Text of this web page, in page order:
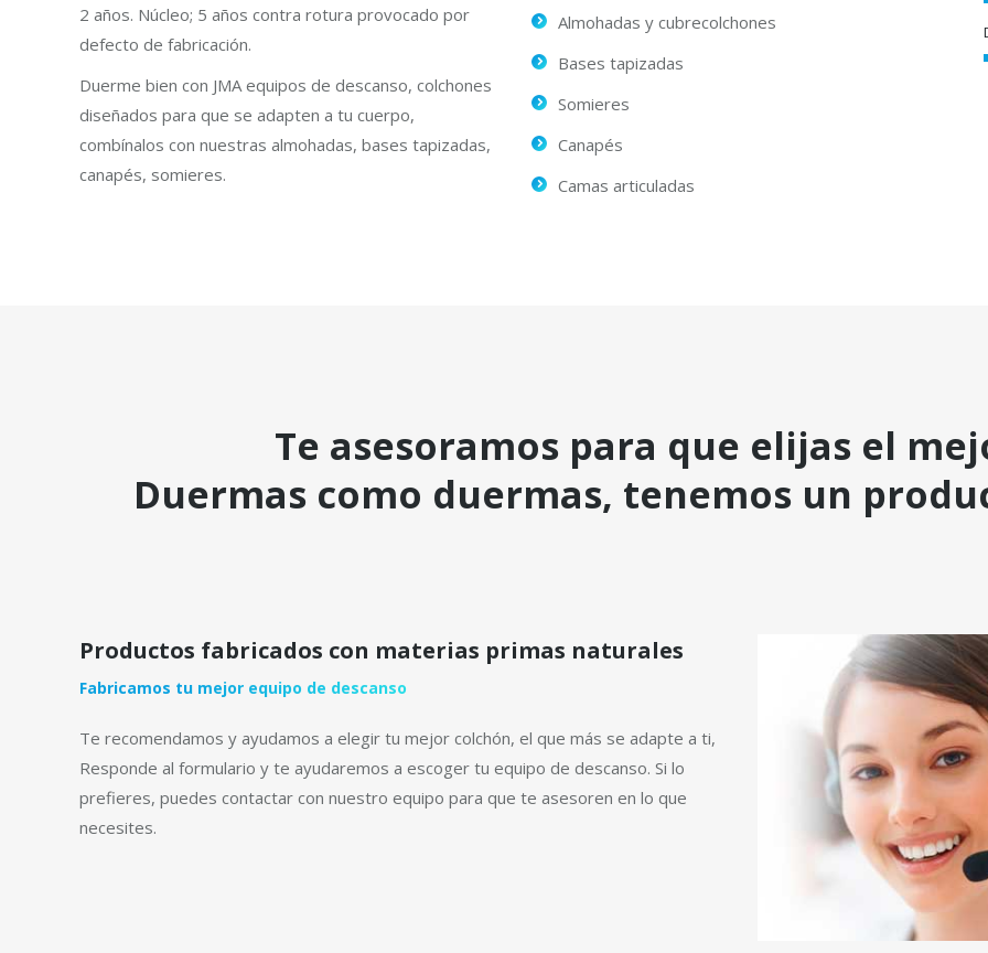
2 años. Núcleo; 5 años contra rotura provocado por
defecto de fabricación.
Duerme bien con JMA equipos de descanso, colchones
diseñados para que se adapten a tu cuerpo,
combínalos con nuestras almohadas, bases tapizadas,
canapés, somieres.
Almohadas y cubrecolchones
Bases tapizadas
Somieres
Canapés
Camas articuladas
Te asesoramos para que elijas el
Duermas como duermas, tenemos un
Productos fabricados con materias primas naturales
Fabricamos tu mejor equipo de descanso
Te recomendamos y ayudamos a elegir tu mejor colchón, el que más se adapte a ti,
Responde al formulario y te ayudaremos a escoger tu equipo de descanso. Si lo
prefieres, puedes contactar con nuestro equipo para que te asesoren en lo que
necesites.